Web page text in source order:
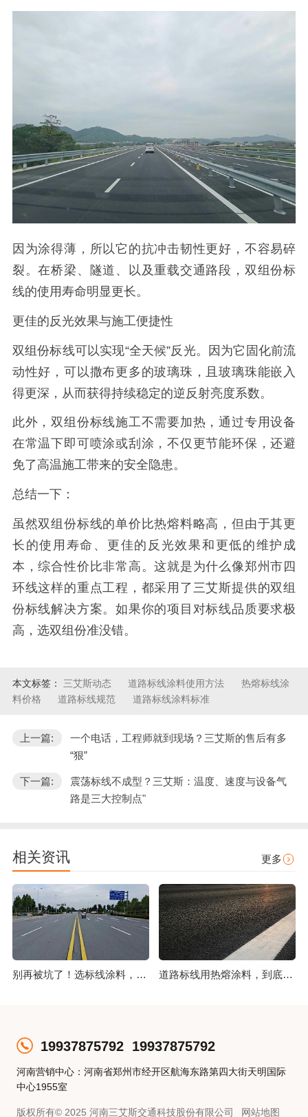
因为涂得薄，所以它的抗冲击韧性更好，不容易碎
裂。在桥梁、隧道、以及重载交通路段，双组份标
线的使用寿命明显更长。
更佳的反光效果与施工便捷性
双组份标线可以实现“全天候”反光。因为它固化前流
动性好，可以撒布更多的玻璃珠，且玻璃珠能嵌入
得更深，从而获得持续稳定的逆反射亮度系数。
此外，双组份标线施工不需要加热，通过专用设备
在常温下即可喷涂或刮涂，不仅更节能环保，还避
免了高温施工带来的安全隐患。
总结一下：
虽然双组份标线的单价比热熔料略高，但由于其更
长的使用寿命、更佳的反光效果和更低的维护成
本，综合性价比非常高。这就是为什么像郑州市四
环线这样的重点工程，都采用了三艾斯提供的双组
份标线解决方案。如果你的项目对标线品质要求极
高，选双组份准没错。
本文标签： 三艾斯动态 道路标线涂料使用方法
热熔标线涂
料价格
道路标线规范 道路标线涂料标准
上一篇:
一个电话，工程师就到现场？三艾斯的售后有多
“狠”
下一篇:
震荡标线不成型？三艾斯：温度、速度与设备气
路是三大控制点"
相关资讯 更多
别再被坑了！选标线涂料，这几点比价格更重要 道路标线用热熔涂料，到底好在哪？
19937875792 19937875792
河南营销中心：河南省郑州市经开区航海东路第四大街天明国际
中心1955室
版权所有© 2025 河南三艾斯交通科技股份有限公司 网站地图